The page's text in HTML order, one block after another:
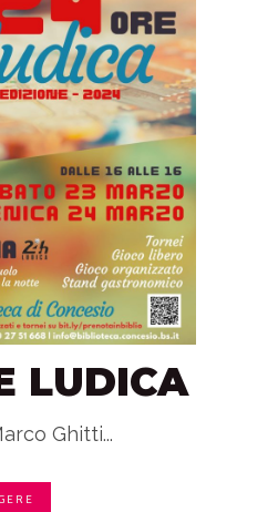
LUDICA
Ghitti...